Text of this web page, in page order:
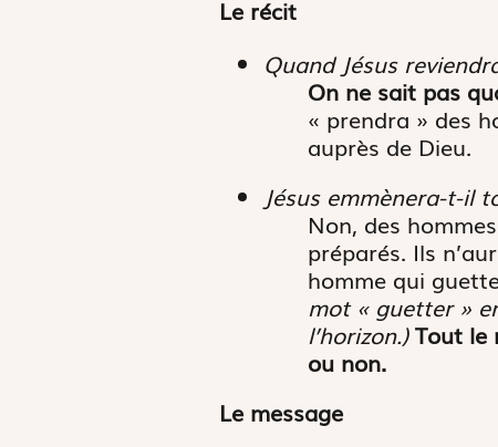
Le récit
Quand Jésus
On ne sait pas
« prendra » des
auprès de Dieu.
Jésus emmènera-t-il
Non, des
préparés. Ils
homme qui
mot « guetter »
l’horizon.)Tout le
ou non.
Le message